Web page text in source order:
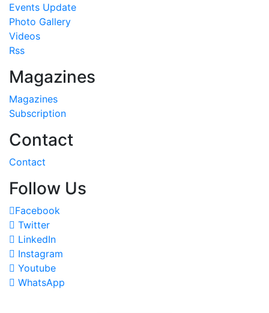
Events Update
Photo Gallery
Videos
Rss
Magazines
Magazines
Subscription
Contact
Contact
Follow Us
Facebook
Twitter
LinkedIn
Instagram
Youtube
WhatsApp